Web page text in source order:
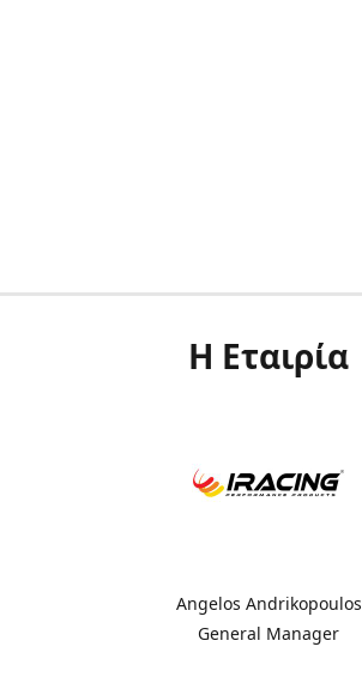
Η Εταιρία
Angelos Andrikopoulos
General Manager